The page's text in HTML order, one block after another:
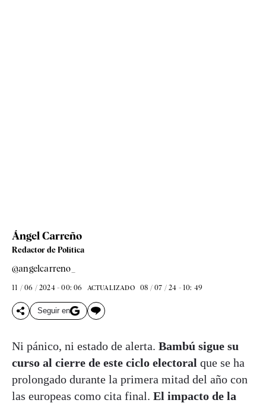
Ángel Carreño
Redactor de Política
@angelcarreno_
11 / 06 / 2024 - 00: 06 ACTUALIZADO 08 / 07 / 24 - 10: 49
Seguir en
Ni pánico, ni estado de alerta. Bambú sigue su
curso al cierre de este ciclo electoral que se ha
prolongado durante la primera mitad del año con
las europeas como cita final. El impacto de la